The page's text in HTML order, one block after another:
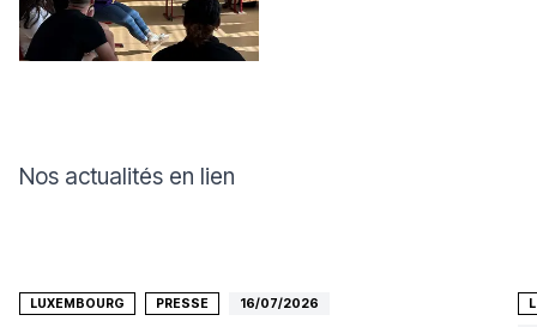
Nos actualités en lien
LUXEMBOURG PRESSE 16/07/2026